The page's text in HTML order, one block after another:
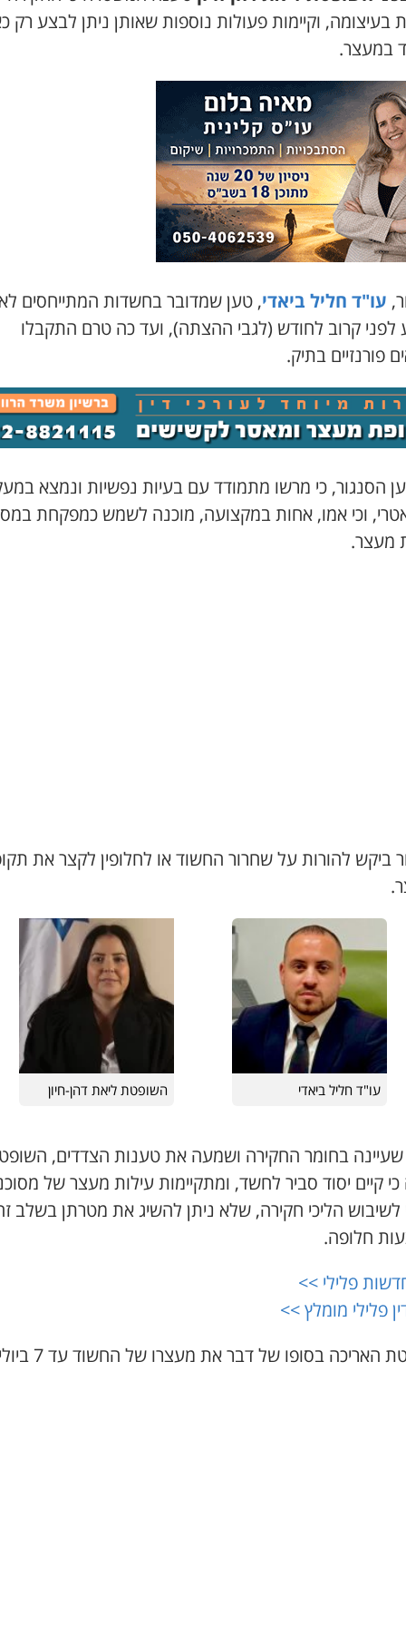
בעיצומה, וקיימות פעולות נוספות שאותן ניתן לבצע רק
במעצר.
עו"ד חליל ביאדי, טען שמדובר בחשדות המתייחסים
לפני קרוב לחודש (לגבי ההצתה), ועד כה טרם התקבלו
פורנזיים בתיק.
הסנגור, כי מרשו מתמודד עם בעיות נפשיות ונמצא
וכי אמו, אחות במקצועה, מוכנה לשמש כמפקחת
מעצר.
ביקש להורות על שחרור החשוד או לחלופין לקצר את
עו"ד חליל ביאדי השופטת ליאת דהן-חיון
בחומר החקירה ושמעה את טענות הצדדים,
קיים יסוד סביר לחשד, ומתקיימות עילות מעצר של
הליכי חקירה, שלא ניתן להשיג את מטרתן בשלב
חלופה.
פלילי >>
פלילי מומלץ >>
האריכה בסופו של דבר את מעצרו של החשוד עד 7 ביולי.